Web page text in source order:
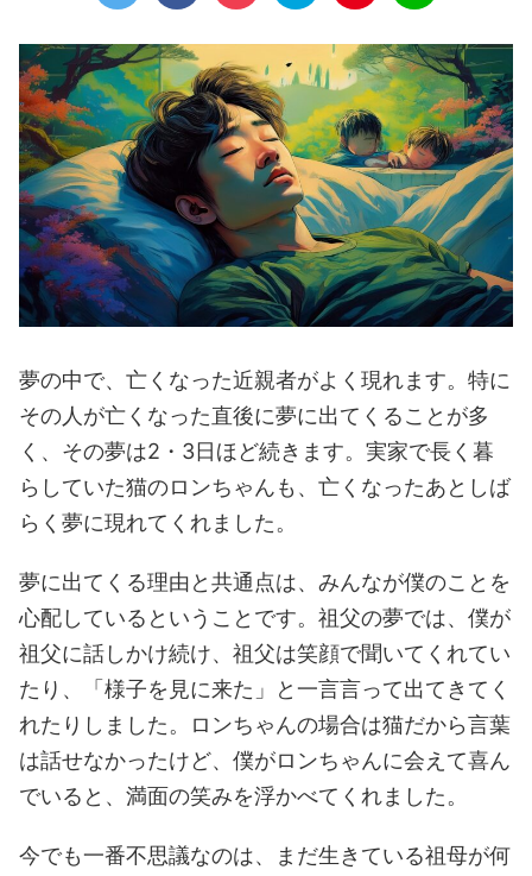
夢の中で、亡くなった近親者がよく現れます。特に
その人が亡くなった直後に夢に出てくることが多
く、その夢は2・3日ほど続きます。実家で長く暮
らしていた猫のロンちゃんも、亡くなったあとしば
らく夢に現れてくれました。
夢に出てくる理由と共通点は、みんなが僕のことを
心配しているということです。祖父の夢では、僕が
祖父に話しかけ続け、祖父は笑顔で聞いてくれてい
たり、「様子を見に来た」と一言言って出てきてく
れたりしました。ロンちゃんの場合は猫だから言葉
は話せなかったけど、僕がロンちゃんに会えて喜ん
でいると、満面の笑みを浮かべてくれました。
今でも一番不思議なのは、まだ生きている祖母が何